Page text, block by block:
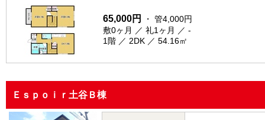
65,000円
・ 管4,000円
敷0ヶ月 ／ 礼1ヶ月 ／ -
1階 ／ 2DK ／ 54.16㎡
Ｅｓｐｏｉｒ土谷Ｂ棟